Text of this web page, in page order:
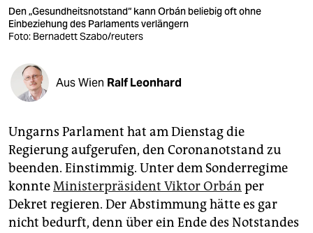
verlag
veranstaltungen
shop
fragen & hilfe
abo
genossenschaft
epaper login
Den „Gesundheitsnotstand“ kann Orbán beliebig oft ohne
Einbeziehung des Parlaments verlängern
Foto: Bernadett Szabo/reuters
Aus Wien Ralf Leonhard
Ungarns Parlament hat am Dienstag die
Regierung aufgerufen, den Coronanotstand zu
beenden. Einstimmig. Unter dem Sonderregime
konnteMinisterpräsident Viktor Orbán per
Dekret regieren. Der Abstimmung hätte es gar
nicht bedurft, denn über ein Ende des Notstandes